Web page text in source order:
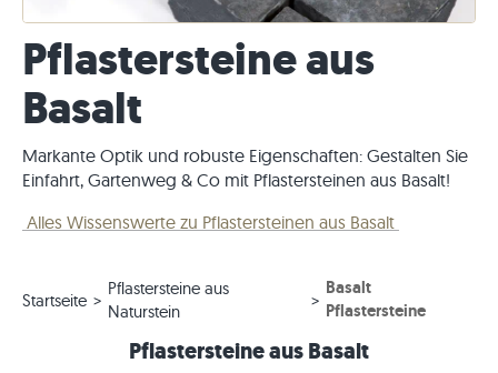
Pflastersteine aus
Basalt
Markante Optik und robuste Eigenschaften: Gestalten Sie
Einfahrt, Gartenweg & Co mit Pflastersteinen aus Basalt!
Alles Wissenswerte zu Pflastersteinen aus Basalt
Startseite
Pflastersteine aus
Naturstein
Basalt
Pflastersteine
Pflastersteine aus Basalt